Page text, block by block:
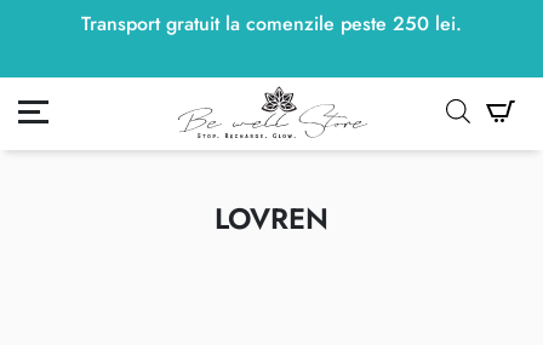
Transport gratuit la comenzile peste 250 lei.
250lei
meu
LOVREN